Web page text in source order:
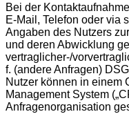
Bei der
E-Mail, Telefon oder via
Angaben des Nutzers
und deren Abwicklung
vertraglicher-/
f. (andere Anfragen)
Nutzer können in einem
Management System
Anfragenorganisation